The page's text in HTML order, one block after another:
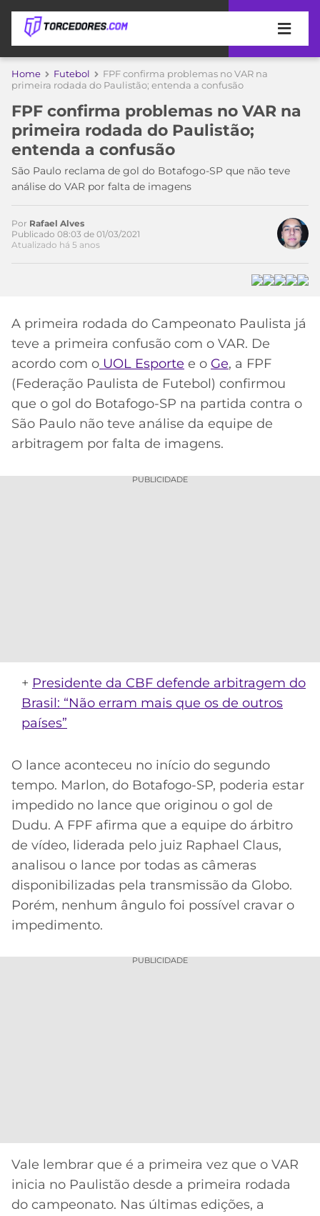
APOSTAS
DE
APOSTA
MELHORES
SITES
DE
APOSTAS
2026
CÓDIGO
DE
INDICAÇÃO
BET365
CÓDIGO
BETANO
COPA
DO
MUNDO
TIMES
MEU
TIME
CORINTHIANS
SÃO
PAULO
SANTOS
FLAMENGO
ATLÉTICO
MG
CRUZEIRO
CAMPEONATOS
A
LIBERTADORES
COPA
DO
BRASIL
LALIGA
MERCADO
DA
BOLA
PALPITES
Home Futebol
FPF confirma problemas no VAR na
primeira rodada do Paulistão; entenda a confusão
FPF confirma problemas no VAR na
primeira rodada do Paulistão;
entenda a confusão
São Paulo reclama de gol do Botafogo-SP que não teve
análise do VAR por falta de imagens
Por Rafael Alves
Publicado 08:03 de 01/03/2021
Atualizado há 5 anos
A primeira rodada do Campeonato Paulista já
teve a primeira confusão com o VAR. De
acordo com o UOL Esporte e o Ge, a FPF
(Federação Paulista de Futebol) confirmou
que o gol do Botafogo-SP na partida contra o
São Paulo não teve análise da equipe de
arbitragem por falta de imagens.
PUBLICIDADE
+ Presidente da CBF defende arbitragem do
Brasil: “Não erram mais que os de outros
países”
O lance aconteceu no início do segundo
tempo. Marlon, do Botafogo-SP, poderia estar
impedido no lance que originou o gol de
Dudu. A FPF afirma que a equipe do árbitro
de vídeo, liderada pelo juiz Raphael Claus,
analisou o lance por todas as câmeras
disponibilizadas pela transmissão da Globo.
Porém, nenhum ângulo foi possível cravar o
impedimento.
PUBLICIDADE
Vale lembrar que é a primeira vez que o VAR
inicia no Paulistão desde a primeira rodada
do campeonato. Nas últimas edições, a